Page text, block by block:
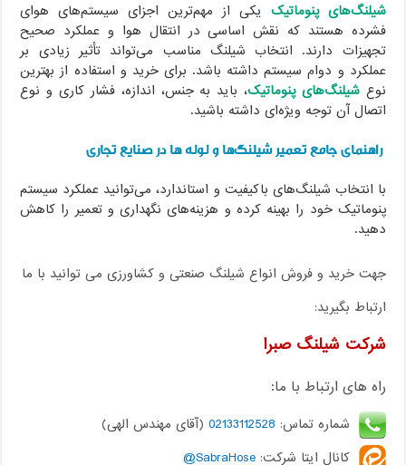
شیلنگ‌های پنوماتیکیکی از مهم‌ترین اجزای سیستم‌های هوای
فشرده هستند که نقش اساسی در انتقال هوا و عملکرد صحیح
تجهیزات دارند. انتخاب شیلنگ مناسب می‌تواند تأثیر زیادی بر
عملکرد و دوام سیستم داشته باشد. برای خرید و استفاده از بهترین
نوعشیلنگ‌های پنوماتیک، باید به جنس، اندازه، فشار کاری و نوع
اتصال آن توجه ویژه‌ای داشته باشید.
راهنمای جامع تعمیر شیلنگ‌ها و لوله ها در صنایع تجاری
با انتخاب شیلنگ‌های باکیفیت و استاندارد، می‌توانید عملکرد سیستم
پنوماتیک خود را بهینه کرده و هزینه‌های نگهداری و تعمیر را کاهش
دهید.
جهت خرید و فروش انواع شیلنگ صنعتی و کشاورزی می توانید با ما
ارتباط بگیرید:
شرکت شیلنگ صبرا
راه های ارتباط با ما:
شماره تماس: 02133112528(آقای مهندس الهی)
کانال ایتا شرکت:SabraHose@